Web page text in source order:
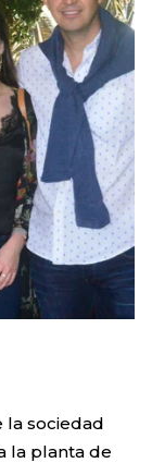
la sociedad
la planta de